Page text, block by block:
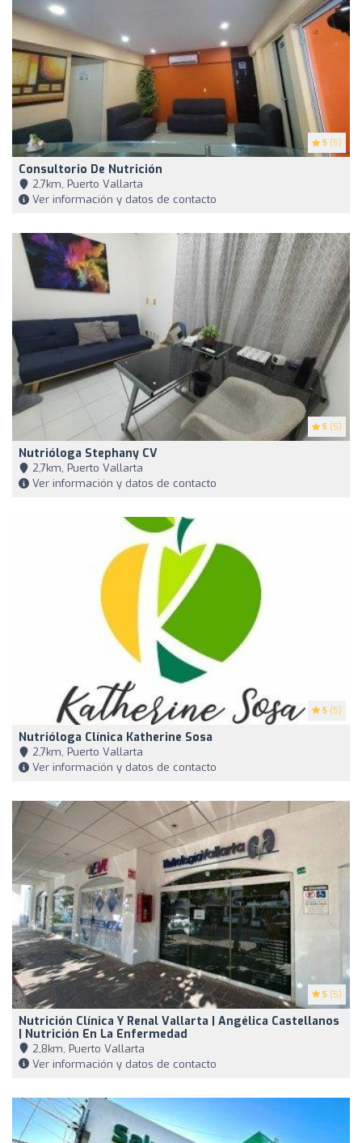
5 (5)
Consultorio De Nutrición
2,7km, Puerto Vallarta
Ver información y datos de contacto
5 (5)
Nutrióloga Stephany CV
2,7km, Puerto Vallarta
Ver información y datos de contacto
5 (5)
Nutrióloga Clínica Katherine Sosa
2,7km, Puerto Vallarta
Ver información y datos de contacto
5 (5)
Nutrición Clínica Y Renal Vallarta | Angélica Castellanos
| Nutrición En La Enfermedad
2,8km, Puerto Vallarta
Ver información y datos de contacto